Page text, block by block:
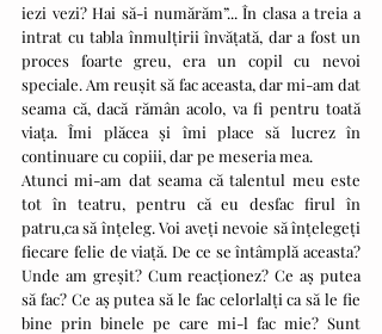
iezi vezi? Hai să-i numărăm”... În clasa a treia a
intrat cu tabla înmulțirii învățată, dar a fost un
proces foarte greu, era un copil cu nevoi
speciale. Am reușit să fac aceasta, dar mi-am dat
seama că, dacă rămân acolo, va fi pentru toată
viața. Îmi plăcea și îmi place să lucrez în
continuare cu copiii, dar pe meseria mea.
Atunci mi-am dat seama că talentul meu este
tot în teatru, pentru că eu desfac firul în
patru,ca să înțeleg. Voi aveți nevoie să înțelegeți
fiecare felie de viață. De ce se întâmplă aceasta?
Unde am greșit? Cum reacționez? Ce aș putea
să fac? Ce aș putea să le fac celorlalți ca să le fie
bine prin binele pe care mi-l fac mie? Sunt